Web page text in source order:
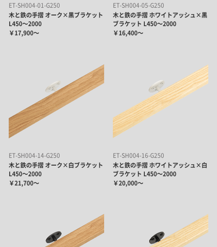
ET-SH004-01-G250
木と鉄の手摺 オーク×黒ブラケット
L450～2000
￥17,900～
ET-SH004-05-G250
木と鉄の手摺 ホワイトアッシュ×黒
ブラケット L450～2000
￥16,400～
ET-SH004-14-G250
木と鉄の手摺 オーク×白ブラケット
L450～2000
￥21,700～
ET-SH004-16-G250
木と鉄の手摺 ホワイトアッシュ×白
ブラケット L450～2000
￥20,000～